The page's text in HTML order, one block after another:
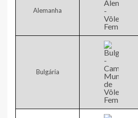
Alemanha
Bulgária